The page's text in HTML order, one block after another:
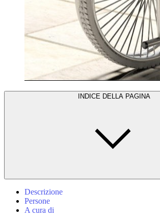
INDICE DELLA PAGINA
Descrizione
Persone
A cura di